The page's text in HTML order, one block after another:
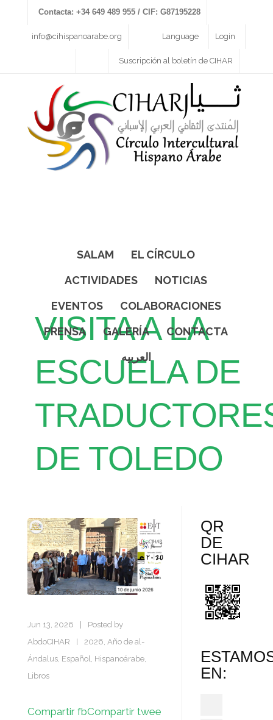
Contacta: +34 649 489 955 / CIF: G87195228
info@cihispanoarabe.org Login
Language
Suscripción al boletín de CIHAR
SALAM
EL CÍRCULO
ACTIVIDADES
NOTICIAS
EVENTOS
COLABORACIONES
PRENSA
GALERÍA
CONTACTA
العربيه
VISITA A LA
ESCUELA DE
DE TOLEDO
Jun 13, 2026
Posted by
AbdoCIHAR
2026, Año de al-
Ándalus, Español, Hispanoárabe,
Libros
Compartir fbCompartir twee
QR
DE
CIHAR
EN: